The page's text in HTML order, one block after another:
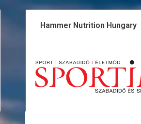
Hammer Nutrition Hungary